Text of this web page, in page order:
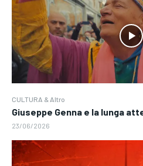
CULTURA & Altro
Giuseppe Genna e la lunga
23/06/2026